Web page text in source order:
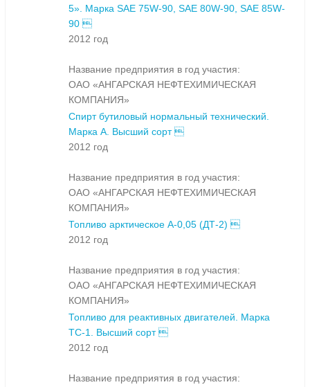
5». Марка SAE 75W-90, SAE 80W-90, SAE 85W-
90 
2012 год
Название предприятия в год участия:
ОАО «АНГАРСКАЯ НЕФТЕХИМИЧЕСКАЯ
КОМПАНИЯ»
Спирт бутиловый нормальный технический.
Марка А. Высший сорт 
2012 год
Название предприятия в год участия:
ОАО «АНГАРСКАЯ НЕФТЕХИМИЧЕСКАЯ
КОМПАНИЯ»
Топливо арктическое А-0,05 (ДТ-2) 
2012 год
Название предприятия в год участия:
ОАО «АНГАРСКАЯ НЕФТЕХИМИЧЕСКАЯ
КОМПАНИЯ»
Топливо для реактивных двигателей. Марка
ТС-1. Высший сорт 
2012 год
Название предприятия в год участия: